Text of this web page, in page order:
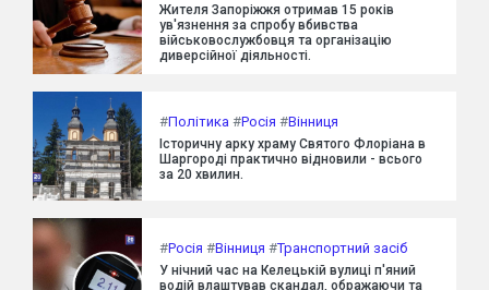
Жителя Запоріжжя отримав 15 років
ув'язнення за спробу вбивства
військовослужбовця та організацію
диверсійної діяльності.
#Політика #Росія #Вінниця
Історичну арку храму Святого Флоріана в
Шаргороді практично відновили - всього
за 20 хвилин.
#Росія #Вінниця #Транспортний засіб
У нічний час на Келецькій вулиці п'яний
водій влаштував скандал, ображаючи та